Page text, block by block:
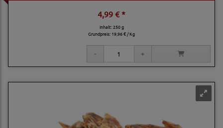
4,99 € *
Inhalt: 250 g
Grundpreis: 19,96 € / Kg